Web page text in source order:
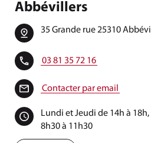
Abbévillers
35 Grande rue 25310
03 81 35 72 16
Contacter par email
Lundi et Jeudi de 14h à
8h30 à 11h30